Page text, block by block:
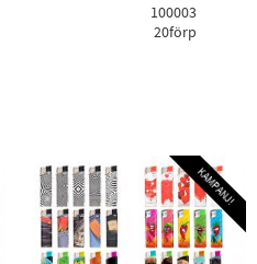
100003
20förp
KAMPANJ!